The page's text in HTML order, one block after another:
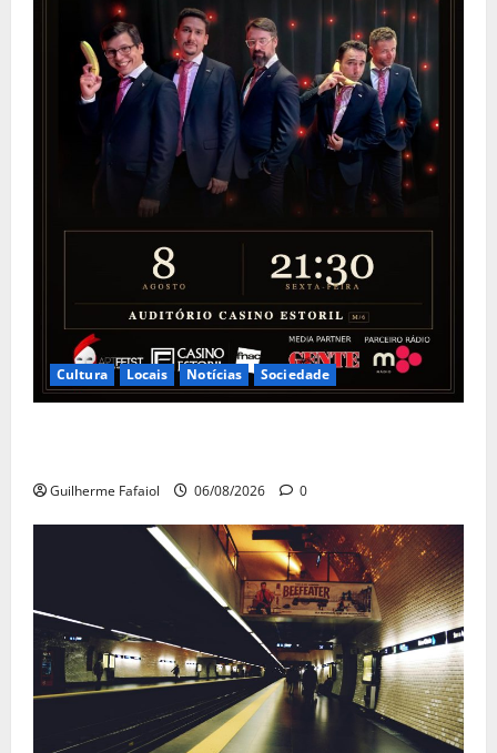
Cultura Locais Notícias Sociedade
Guilherme Fafaiol 06/08/2026 0